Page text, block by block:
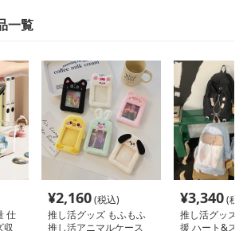
一覧
仕
収
¥2,160(税込)
推し活グッズ もふもふ
推し活アニマルケース
¥3,340(税
推し活グッズ
援 ハート&ス